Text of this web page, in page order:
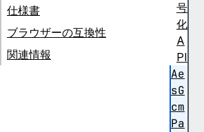
仕様書
ブラウザーの互換性
関連情報
号
化
A
PI
Ae
sG
cm
Pa